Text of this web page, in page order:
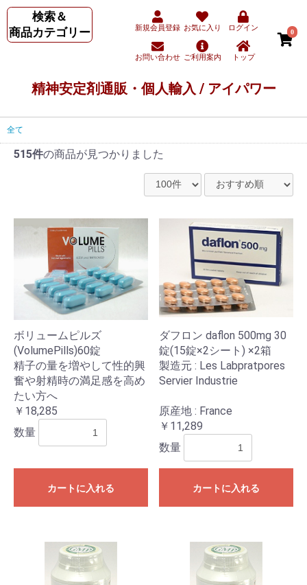
検索＆
商品カテゴリー
新規会員登録 お気に入り ログイン
お問い合わせ ご利用案内 トップ
0
精神安定剤通販・個人輸入 / アイパワー
全て
515件の商品が見つかりました
ボリュームピルズ
(VolumePills)60錠
精子の量を増やして性的興
奮や射精時の満足感を高め
たい方へ
￥18,285
数量
カートに入れる
ダフロン daflon 500mg 30
錠(15錠×2シート) ×2箱
製造元 : Les Labpratpores
Servier Industrie
原産地 : France
￥11,289
数量
カートに入れる